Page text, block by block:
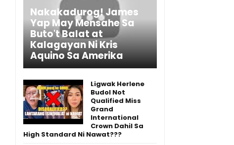
Nakakadurog! James
Yap May Mensahe Sa
Buto't Balat at
Kalagayan Ni Kris
Aquino Sa Amerika
Ligwak Herlene
Budol Not
Qualified Miss
Grand
International
Crown Dahil Sa
High Standard Ni Nawat???